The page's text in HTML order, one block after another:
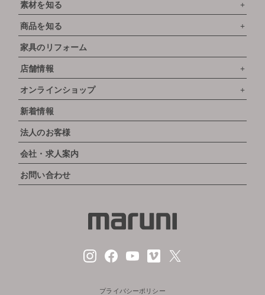
素材を知る
商品を知る
家具のリフォーム
店舗情報
オンラインショップ
新着情報
法人のお客様
会社・求人案内
お問い合わせ
プライバシーポリシー